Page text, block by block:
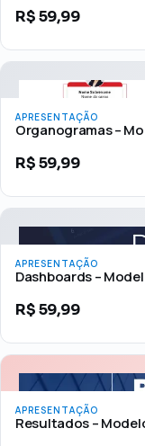
R$59,99
APRESENTAÇÃO
Organogramas –
R$59,99
APRESENTAÇÃO
Dashboards –
R$59,99
APRESENTAÇÃO
Resultados –